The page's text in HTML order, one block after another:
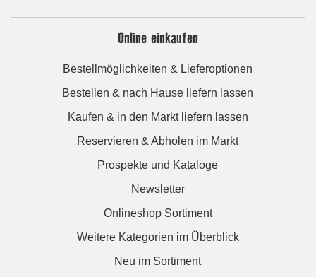
Online einkaufen
Bestellmöglichkeiten & Lieferoptionen
Bestellen & nach Hause liefern lassen
Kaufen & in den Markt liefern lassen
Reservieren & Abholen im Markt
Prospekte und Kataloge
Newsletter
Onlineshop Sortiment
Weitere Kategorien im Überblick
Neu im Sortiment